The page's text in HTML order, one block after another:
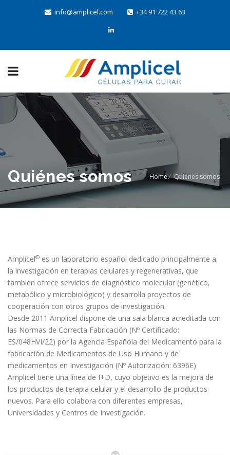
info@amplicel.com +34 91 722 43 63
Quiénes somos Home/ Quiénes somos
Amplicel© es un laboratorio español dedicado principalmente a
la investigación en terapias celulares y regenerativas, que
también ofrece servicios de diagnóstico molecular (genético,
metabólico y microbiológico) y desarrolla proyectos de
cooperación con otros grupos de investigación.
Desde 2011 Amplicel dispone de una sala blanca acreditada con
las Normas de Correcta Fabricación (Nº Certificado:
ES/048HVI/22) por la Agencia Española del Medicamento para la
fabricación de Medicamentos de Uso Humano y de
medicamentos en Investigación (Nº Autorización: 6396E)
Amplicel tiene una línea de I+D, cuyo objetivo es la mejora de
los productos de terapia celular y el desarrollo de productos
nuevos. Para ello colabora con diferentes empresas,
Universidades y Centros de Investigación.